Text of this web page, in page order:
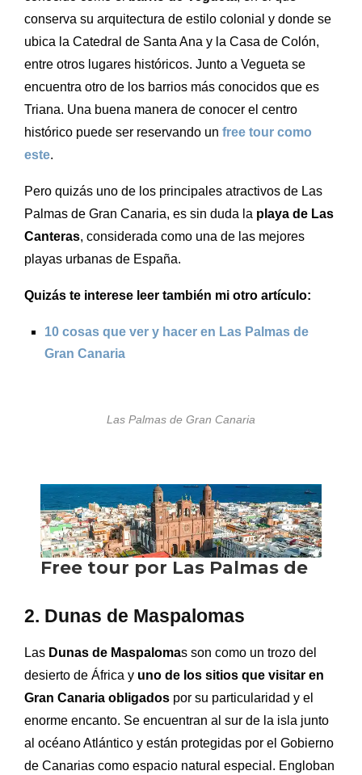
conserva su arquitectura de estilo colonial y donde se
ubica la Catedral de Santa Ana y la Casa de Colón,
entre otros lugares históricos. Junto a Vegueta se
encuentra otro de los barrios más conocidos que es
Triana. Una buena manera de conocer el centro
histórico puede ser reservando un free tour como
este.
Pero quizás uno de los principales atractivos de Las
Palmas de Gran Canaria, es sin duda la playa de Las
Canteras, considerada como una de las mejores
playas urbanas de España.
Quizás te interese leer también mi otro artículo:
10 cosas que ver y hacer en Las Palmas de
Gran Canaria
Las Palmas de Gran Canaria
2. Dunas de Maspalomas
Las Dunas de Maspalomas son como un trozo del
desierto de África y uno de los sitios que visitar en
Gran Canaria obligados por su particularidad y el
enorme encanto. Se encuentran al sur de la isla junto
al océano Atlántico y están protegidas por el Gobierno
de Canarias como espacio natural especial. Engloban